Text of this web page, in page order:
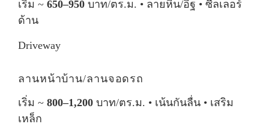
เริ่ม ~ 650–950 บาท/ตร.ม. • ลายหิน/อิฐ • ซีลเลอร์
ด้าน
Driveway
ลานหน้าบ้าน/ลานจอดรถ
เริ่ม ~ 800–1,200 บาท/ตร.ม. • เน้นกันลื่น • เสริม
เหล็ก